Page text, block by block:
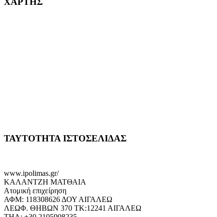
ΤΑΥΤΟΤΗΤΑ ΙΣΤΟΣΕΛΙΔΑΣ
www.ipolimas.gr/
ΚΑΛΑΝΤΖΗ ΜΑΤΘΑΙΑ
Ατομική επιχείρηση
ΑΦΜ: 118308626 ΔΟΥ ΑΙΓΑΛΕΩ
ΛΕΩΦ. ΘΗΒΩΝ 370 ΤΚ:12241 ΑΙΓΑΛΕΩ